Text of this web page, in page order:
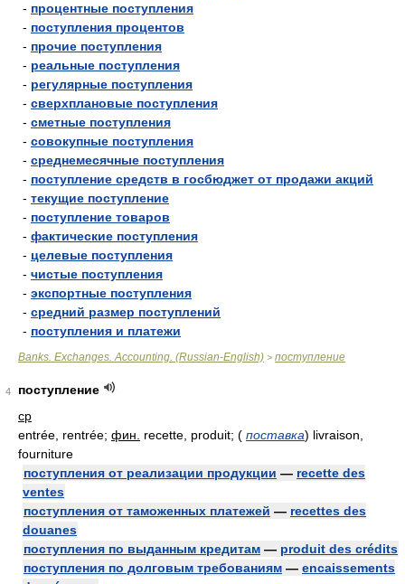
- процентные поступления
- поступления процентов
- прочие поступления
- реальные поступления
- регулярные поступления
- сверхплановые поступления
- сметные поступления
- совокупные поступления
- среднемесячные поступления
- поступление средств в госбюджет от продажи акций
- текущие поступление
- поступление товаров
- фактические поступления
- целевые поступления
- чистые поступления
- экспортные поступления
- средний размер поступлений
- поступления и платежи
Banks. Exchanges. Accounting. (Russian-English) > поступление
4
поступление
ср
entrée, rentrée; фин. recette, produit; ( поставка) livraison,
fourniture
поступления от реализации продукции — recette des
ventes
поступления от таможенных платежей — recettes des
douanes
поступления по выданным кредитам — produit des crédits
поступления по долговым требованиям — encaissements